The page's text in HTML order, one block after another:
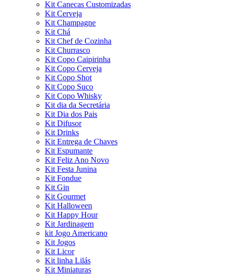
Kit Canecas Customizadas
Kit Cerveja
Kit Champagne
Kit Chá
Kit Chef de Cozinha
Kit Churrasco
Kit Copo Caipirinha
Kit Copo Cerveja
Kit Copo Shot
Kit Copo Suco
Kit Copo Whisky
Kit dia da Secretária
Kit Dia dos Pais
Kit Difusor
Kit Drinks
Kit Entrega de Chaves
Kit Espumante
Kit Feliz Ano Novo
Kit Festa Junina
Kit Fondue
Kit Gin
Kit Gourmet
Kit Halloween
Kit Happy Hour
Kit Jardinagem
kit Jogo Americano
Kit Jogos
Kit Licor
Kit linha Lilás
Kit Miniaturas